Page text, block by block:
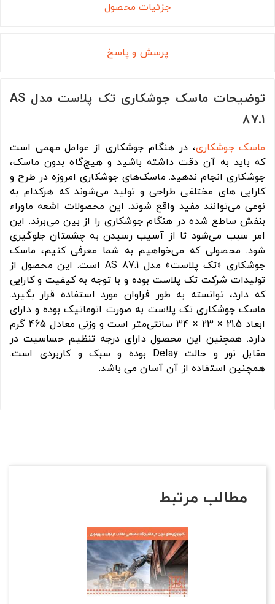
جزئیات محصول
پرسش و پاسخ
توضیحات ماسک جوشکاری تک پلاست مدل AS
87.1
ماسک جوشکاری، در هنگام جوشکاری از عوامل مهمی است
که باید به آن دقت داشته باشید و هیچ‌گاه بدون ماسک،
جوشکاری انجام ندهید. ماسک‎‌های جوشکاری امروزه در طرح و
کارایی های مختلفی طراحی و تولید می‌شوند که هرکدام به
نوعی می‌توانند مفید واقع شوند. این محصولات اشعه ماوراء
بنفش ساطع شده در هنگام جوشکاری را از بین می‌برند. این
امر سبب می‌شود تا از آسیب رسیدن به چشمتان جلوگیری
شود. محصولی که می‌خواهیم به شما معرفی کنیم، ماسک
جوشکاری «تک پلاست» مدل AS 87.1 است. این محصول از
تولیدات شرکت تک پلاست بوده و با توجه به کیفیت و کارایی
که دارد، توانسته به طور فراوان مورد استفاده قرار بگیرد.
ماسک جوشکاری تک پلاست به صورت اتوماتیک بوده و دارای
ابعاد 21.5 × 23 × 34 سانتی‌متر است و وزنی معادل 465 گرم
دارد. همچنین این محصول دارای درجه تنظیم حساسیت در
مقابل نور و حالت Delay بوده و سبک و کاربردی است.
همچنین استفاده از آن آسان می باشد.
مطالب مرتبط